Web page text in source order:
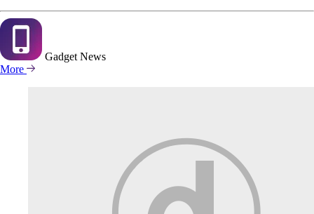
GadgetNews
More